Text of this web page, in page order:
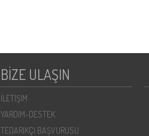
BİZE ULAŞIN
İLETIŞIM
YARDIM-DESTEK
TEDARIKÇI BAŞVURUSU